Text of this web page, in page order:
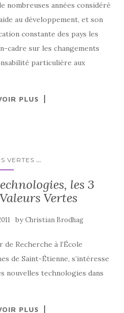
nombreuses années considéré
au développement, et son
constante des pays les
cadre sur les changements
particulière aux
PLUS
VERTES ...
les 3
Vertes
byChristian Brodhag
Recherche à l’École
de Saint-Étienne, s’intéresse
nouvelles technologies dans
PLUS